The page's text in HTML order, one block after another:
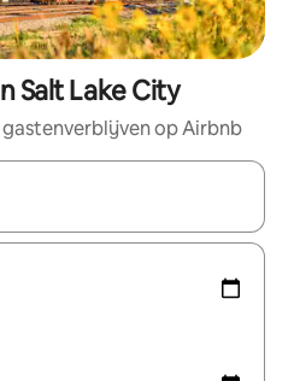
Salt Lake City
op Airbnb
zijn, maak je een keuze